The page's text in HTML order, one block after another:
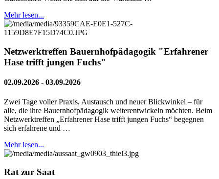
Mehr lesen...
Netzwerktreffen Bauernhofpädagogik "Erfahrener
Hase trifft jungen Fuchs"
02.09.2026 - 03.09.2026
Zwei Tage voller Praxis, Austausch und neuer Blickwinkel – für
alle, die ihre Bauernhofpädagogik weiterentwickeln möchten. Beim
Netzwerktreffen „Erfahrener Hase trifft jungen Fuchs“ begegnen
sich erfahrene und …
Mehr lesen...
Rat zur Saat